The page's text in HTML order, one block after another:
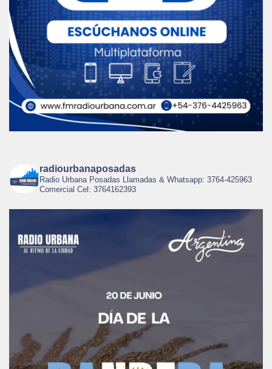
radiourbanaposadas
Radio Urbana Posadas Llamadas & Whatsapp: 3764-425963
Comercial Cel: 3764162393